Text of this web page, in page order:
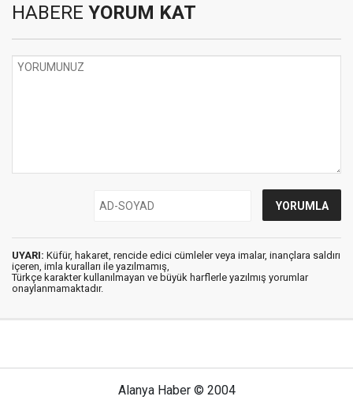
HABERE YORUM KAT
UYARI: Küfür, hakaret, rencide edici cümleler veya imalar, inançlara saldırı
içeren, imla kuralları ile yazılmamış,
Türkçe karakter kullanılmayan ve büyük harflerle yazılmış yorumlar
onaylanmamaktadır.
Alanya Haber © 2004